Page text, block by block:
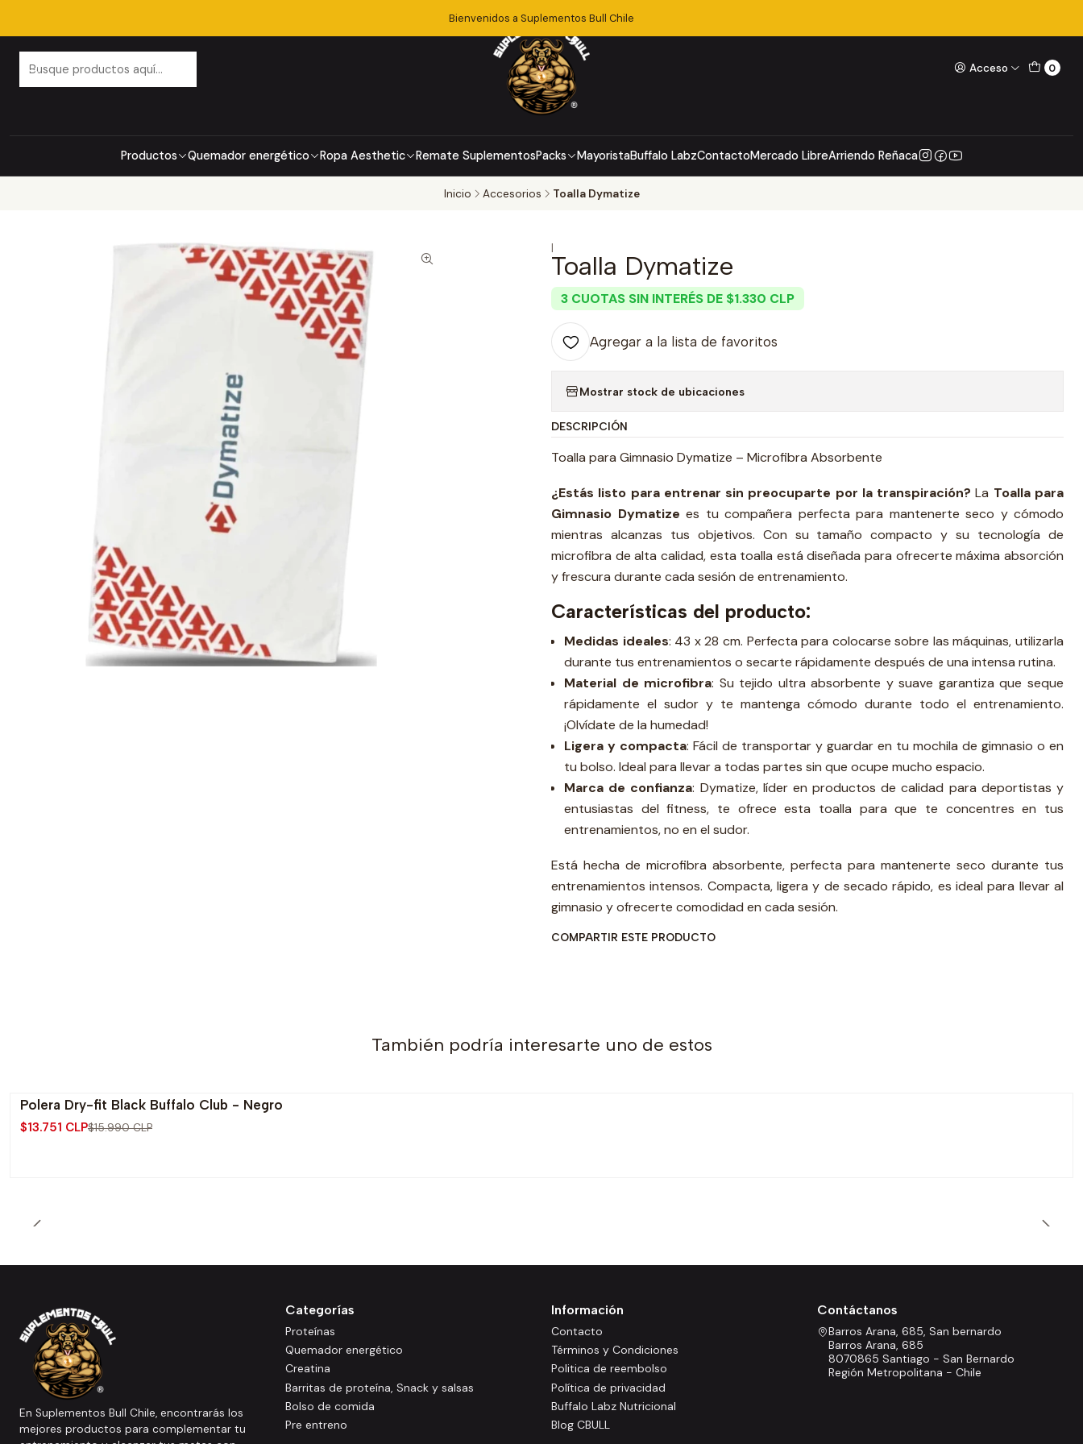
Acceso 0
Productos Quemador energético Ropa Aesthetic Remate SuplementosPacks MayoristaBuffalo LabzContactoMercado LibreArriendo Reñaca
Bienvenidos a Suplementos Bull Chile
Inicio Accesorios Toalla Dymatize
|
Toalla Dymatize
3 CUOTAS SIN INTERÉS DE $1.330 CLP
Agregar a la lista de favoritos
Mostrar stock de ubicaciones
DESCRIPCIÓN
Toalla para Gimnasio Dymatize – Microfibra Absorbente
¿Estás listo para entrenar sin preocuparte por la transpiración? La Toalla para
Gimnasio Dymatize es tu compañera perfecta para mantenerte seco y cómodo
mientras alcanzas tus objetivos. Con su tamaño compacto y su tecnología de
microfibra de alta calidad, esta toalla está diseñada para ofrecerte máxima absorción
y frescura durante cada sesión de entrenamiento.
Características del producto:
Medidas ideales: 43 x 28 cm. Perfecta para colocarse sobre las máquinas, utilizarla
durante tus entrenamientos o secarte rápidamente después de una intensa rutina.
Material de microfibra: Su tejido ultra absorbente y suave garantiza que seque
rápidamente el sudor y te mantenga cómodo durante todo el entrenamiento.
¡Olvídate de la humedad!
Ligera y compacta: Fácil de transportar y guardar en tu mochila de gimnasio o en
tu bolso. Ideal para llevar a todas partes sin que ocupe mucho espacio.
Marca de confianza: Dymatize, líder en productos de calidad para deportistas y
entusiastas del fitness, te ofrece esta toalla para que te concentres en tus
entrenamientos, no en el sudor.
Está hecha de microfibra absorbente, perfecta para mantenerte seco durante tus
entrenamientos intensos. Compacta, ligera y de secado rápido, es ideal para llevar al
gimnasio y ofrecerte comodidad en cada sesión.
COMPARTIR ESTE PRODUCTO
También podría interesarte uno de estos
-14% OFF
Polera Dry-fit Black Buffalo Club - Negro
$13.751 CLP$15.990 CLP
En Suplementos Bull Chile, encontrarás los
mejores productos para complementar tu
Categorías
Proteínas
Quemador energético
Creatina
Barritas de proteína, Snack y salsas
Bolso de comida
Pre entreno
Información
Contacto
Términos y Condiciones
Politica de reembolso
Política de privacidad
Buffalo Labz Nutricional
Blog CBULL
Contáctanos
Barros Arana, 685, San bernardo
Barros Arana, 685
8070865 Santiago - San Bernardo
Región Metropolitana - Chile